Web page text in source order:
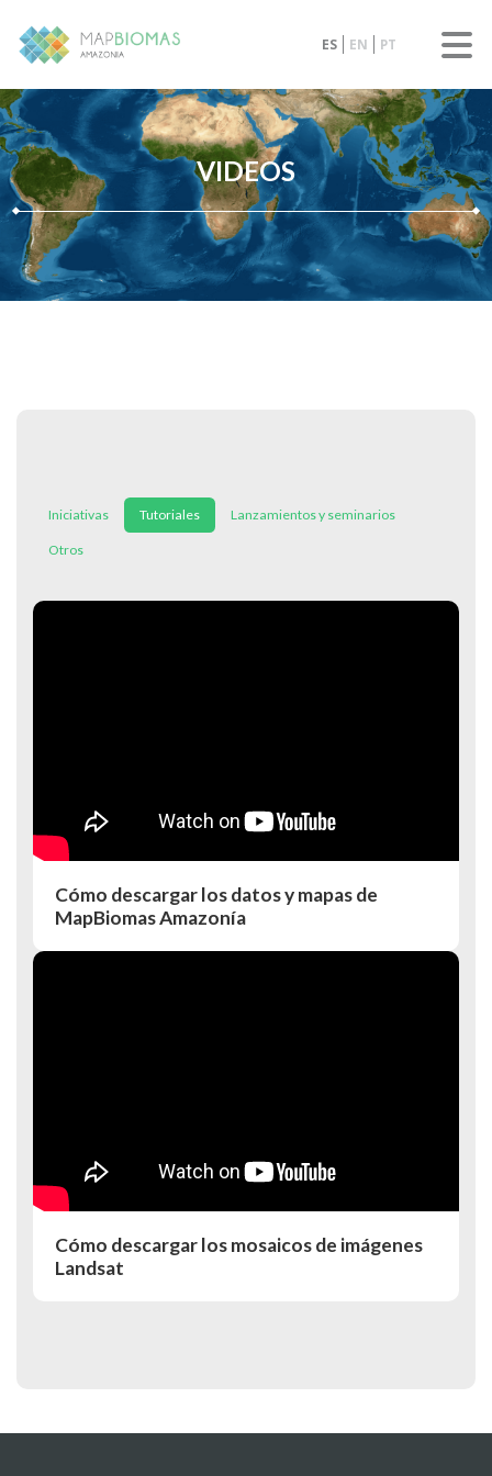
ES EN PT
VIDEOS
Iniciativas Tutoriales Lanzamientos y seminarios
Otros
Cómo descargar los datos y mapas de
MapBiomas Amazonía
Cómo descargar los mosaicos de imágenes
Landsat